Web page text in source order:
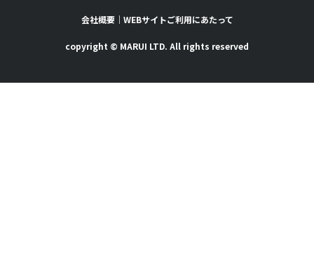
会社概要｜ WEBサイトご利用にあたって
copyright © MARUI LTD. All rights reserved